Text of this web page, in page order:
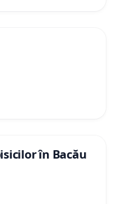
în Bacău